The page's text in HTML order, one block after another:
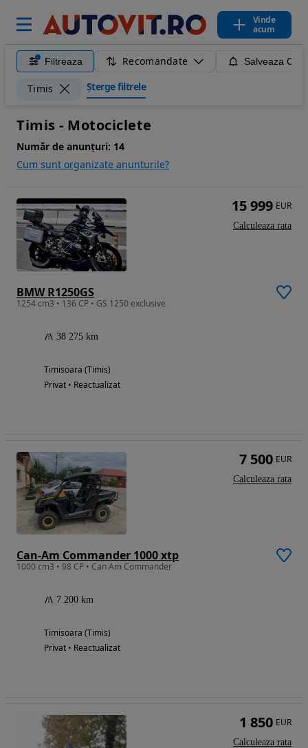
Vinde
acum
Filtreaza Recomandate Salveaza
Timis Șterge filtrele
Timis - Motociclete
Număr de anunțuri: 14
Cum sunt organizate anunturile?
BMW R1250GS
1254 cm3 • 136 CP • GS 1250 exclusive
38 275 km
Timisoara (Timis)
Privat • Reactualizat
15 999 EUR
Calculeaza rata
Can-Am Commander 1000 xtp
1000 cm3 • 98 CP • Can Am Commander
7 200 km
Timisoara (Timis)
Privat • Reactualizat
7 500 EUR
Calculeaza rata
1 850 EUR
Calculeaza rata